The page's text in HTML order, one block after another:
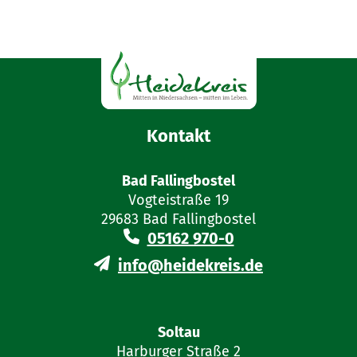
KopieGewerbeanmeldung
(kann nach Eintragung in die
Handwerksrolle nachgereicht
werden)
bei Gesellschaften des bürgerlichen
Rechts (GbR):
Antrag auf Eintragung
Gesellschafterinnen/Gesellschafter
oder vertretungsberechtigten
Kontakt
Bad Fallingbostel
Vogteistraße 19
29683 Bad Fallingbostel
05162 970-0
info@heidekreis.de
Soltau
Harburger Straße 2